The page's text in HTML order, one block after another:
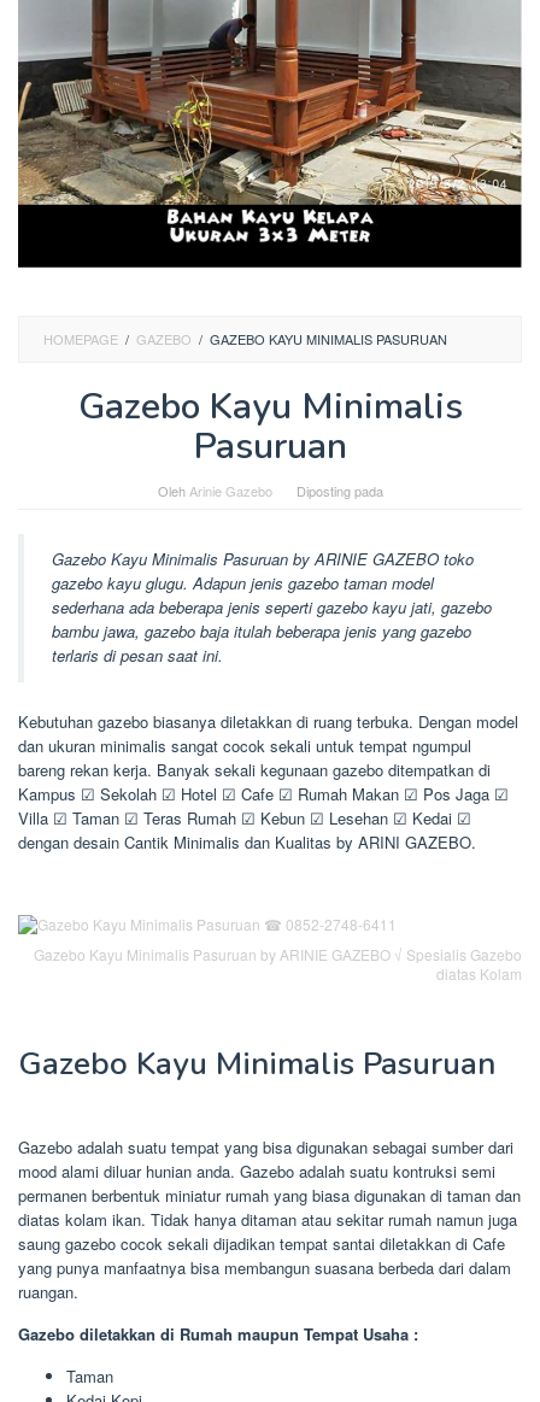
HOMEPAGE / GAZEBO / GAZEBO KAYU MINIMALIS PASURUAN
Gazebo Kayu Minimalis
Pasuruan
Oleh Arinie Gazebo Diposting pada
Gazebo Kayu Minimalis Pasuruan by ARINIE GAZEBO toko
gazebo kayu glugu. Adapun jenis gazebo taman model
sederhana ada beberapa jenis seperti gazebo kayu jati, gazebo
bambu jawa, gazebo baja itulah beberapa jenis yang gazebo
terlaris di pesan saat ini.
Kebutuhan gazebo biasanya diletakkan di ruang terbuka. Dengan model
dan ukuran minimalis sangat cocok sekali untuk tempat ngumpul
bareng rekan kerja. Banyak sekali kegunaan gazebo ditempatkan di
Kampus ☑ Sekolah ☑ Hotel ☑ Cafe ☑ Rumah Makan ☑ Pos Jaga ☑
Villa ☑ Taman ☑ Teras Rumah ☑ Kebun ☑ Lesehan ☑ Kedai ☑
dengan desain Cantik Minimalis dan Kualitas by ARINI GAZEBO.
Gazebo Kayu Minimalis Pasuruan by ARINIE GAZEBO √ Spesialis Gazebo
diatas Kolam
Gazebo Kayu Minimalis Pasuruan
Gazebo adalah suatu tempat yang bisa digunakan sebagai sumber dari
mood alami diluar hunian anda. Gazebo adalah suatu kontruksi semi
permanen berbentuk miniatur rumah yang biasa digunakan di taman dan
diatas kolam ikan. Tidak hanya ditaman atau sekitar rumah namun juga
saung gazebo cocok sekali dijadikan tempat santai diletakkan di Cafe
yang punya manfaatnya bisa membangun suasana berbeda dari dalam
ruangan.
Gazebo diletakkan di Rumah maupun Tempat Usaha :
Taman